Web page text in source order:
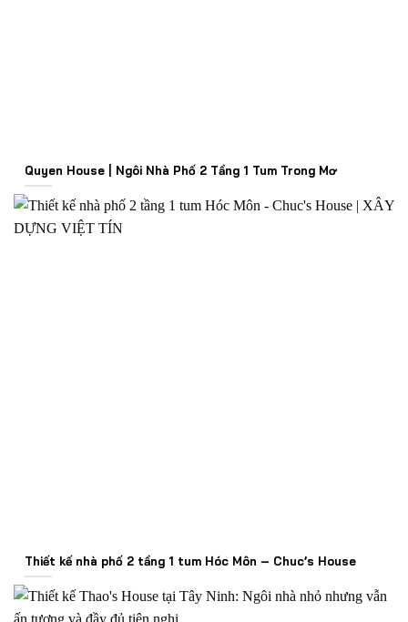
Quyen House | Ngôi Nhà Phố 2 Tầng 1 Tum Trong Mơ
Thiết kế nhà phố 2 tầng 1 tum Hóc Môn – Chuc’s House